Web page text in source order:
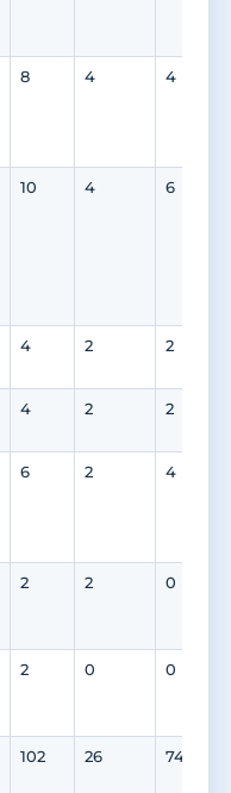
8 4 4
10 4 6
4 2 2
4 2 2
6 2 4
2 2 0
2 0 0
102 26 74